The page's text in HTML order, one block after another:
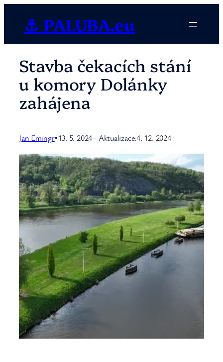
obsah
⚓ PALUBA.eu
Stavba čekacích stání
u komory Dolánky
zahájena
Jan Emingr•13. 5. 2024– Aktualizace:4. 12. 2024